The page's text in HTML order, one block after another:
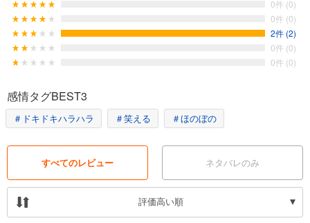
加藤礼次朗「TROUBLE」
喜国雅彦「鏡と薬と正義と女」
けらえいこ「妻四態」
三条友美「亭主調理法」
清水ミチコ「傾斜」
とり・みき「我が良き狼」
ふくやまけいこ「かいじゅうゴミイ」
まつざきあけみ「イチゴの日」
南伸坊「禁花」
矢萩貴子「セクション」
山浦章「星は生きている」
さらに巻末には、原作者である筒井自身が執筆した短編漫画「アフリカ
の血」も特別収録!!
0件 (0)
0件 (0)
2件 (2)
0件 (0)
0件 (0)
感情タグBEST3
＃ドキドキハラハラ ＃笑える ＃ほのぼの
すべてのレビュー ネタバレのみ
評価高い順